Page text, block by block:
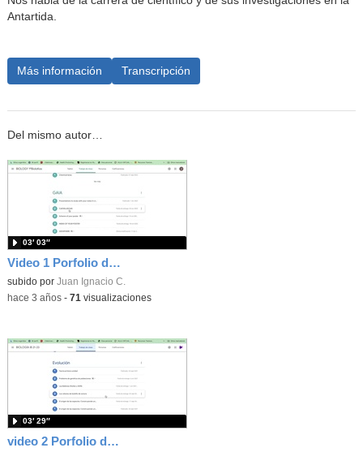
Antartida.
Más información Transcripción
Del mismo autor…
Video 1 Porfolio digital docente
subido por Juan Ignacio C.
03′ 03″
-hace 3 años- 71 visualizaciones
video 2 Porfolio docente
03′ 29″